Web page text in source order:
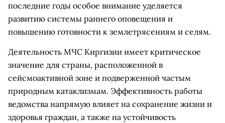
последние годы особое внимание уделяется
развитию системы раннего оповещения и
повышению готовности к землетрясениям и селям.
Деятельность МЧС Киргизии имеет критическое
значение для страны, расположенной в
сейсмоактивной зоне и подверженной частым
природным катаклизмам. Эффективность работы
ведомства напрямую влияет на сохранение жизни и
здоровья граждан, а также на устойчивость